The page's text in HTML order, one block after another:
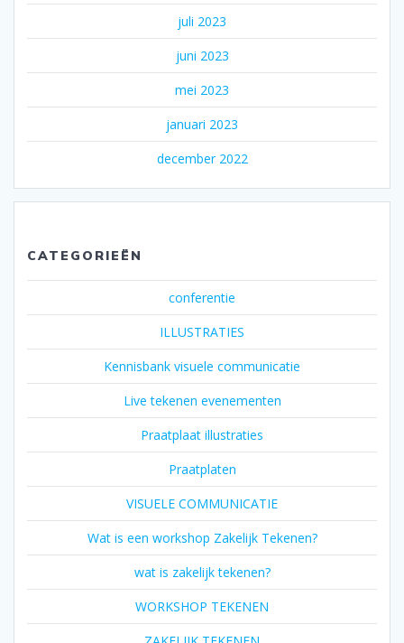
juli 2023
juni 2023
mei 2023
januari 2023
december 2022
CATEGORIEËN
conferentie
ILLUSTRATIES
Kennisbank visuele communicatie
Live tekenen evenementen
Praatplaat illustraties
Praatplaten
VISUELE COMMUNICATIE
Wat is een workshop Zakelijk Tekenen?
wat is zakelijk tekenen?
WORKSHOP TEKENEN